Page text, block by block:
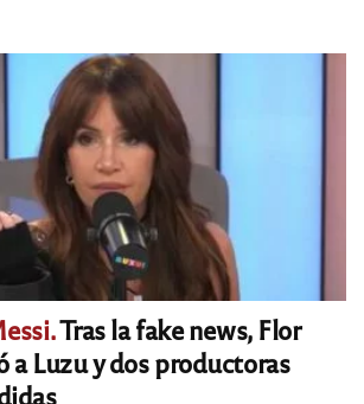
Tras la fake news, Flor
a Luzu y dos productoras